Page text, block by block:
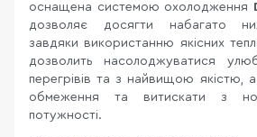
оснащена системою охолодження
дозволяє досягти набагато
завдяки використанню якісних
дозволить насолоджуватися
перегрівів та з найвищою якістю,
обмеження та витискати з
потужності.